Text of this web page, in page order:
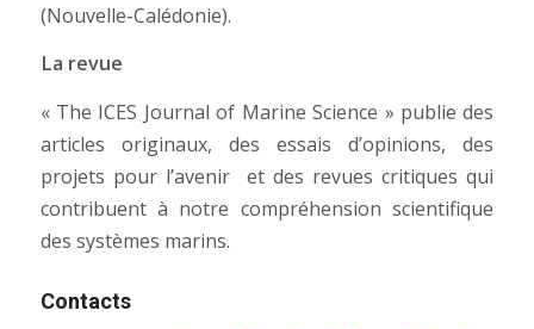
(Nouvelle-Calédonie).
La revue
« The ICES Journal of Marine Science » publie des
articles originaux, des essais d’opinions, des
projets pour l’avenir et des revues critiques qui
contribuent à notre compréhension scientifique
des systèmes marins.
Contacts